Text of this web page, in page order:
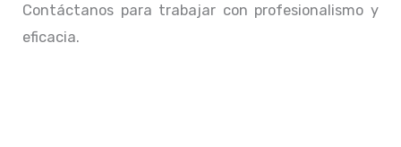
Contáctanos para trabajar con profesionalismo y
eficacia.